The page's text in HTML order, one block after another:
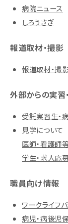
病院ニュース
しろうさぎ
報道取材・撮影
報道取材・撮
外部からの実習
受託実習生・
見学について
医師・看護師
学生・求人応
職員向け情報
ワークライフ
病児・病後児